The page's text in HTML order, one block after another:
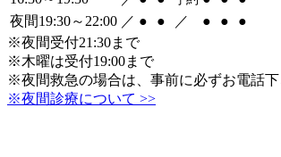
夜間19:30～22:00 ／ ● ● ／ ● ●
●
※夜間受付21:30まで
※木曜は受付19:00まで
※夜間救急の場合は、事前に必ずお電話下
※夜間診療について >>